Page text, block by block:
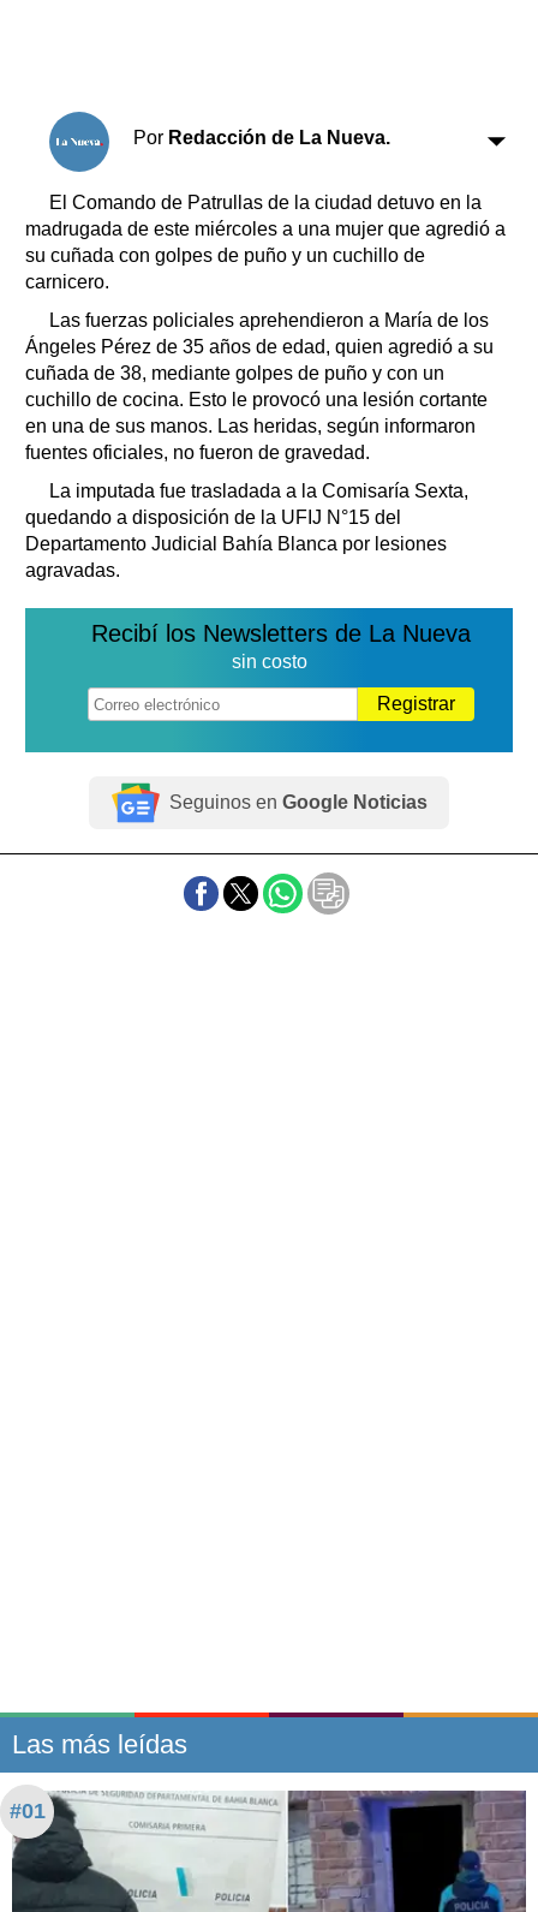
Por Redacción de La Nueva.
El Comando de Patrullas de la ciudad detuvo en la
madrugada de este miércoles a una mujer que agredió a
su cuñada con golpes de puño y un cuchillo de
carnicero.
Las fuerzas policiales aprehendieron a María de los
Ángeles Pérez de 35 años de edad, quien agredió a su
cuñada de 38, mediante golpes de puño y con un
cuchillo de cocina. Esto le provocó una lesión cortante
en una de sus manos. Las heridas, según informaron
fuentes oficiales, no fueron de gravedad.
La imputada fue trasladada a la Comisaría Sexta,
quedando a disposición de la UFIJ N°15 del
Departamento Judicial Bahía Blanca por lesiones
agravadas.
Recibí los Newsletters de La Nueva
sin costo
Registrar
Seguinos en Google Noticias
Las más leídas
#01